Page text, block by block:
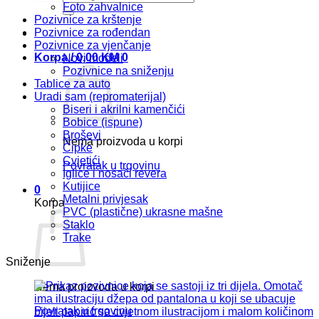
Korpa /0,00KM 0
Nema proizvoda u korpi
Povratak u trgovinu
0
Korpa
Nema proizvoda u korpi
Povratak u trgovinu
Foto zahvalnice
Pozivnice za krštenje
Pozivnice za rođendan
Pozivnice za vjenčanje
Novi modeli
Pozivnice na sniženju
Tablice za auto
Uradi sam (repromaterijal)
Biseri i akrilni kamenčići
Bobice (ispune)
Broševi
Čipke
Cvjetići
Iglice i nosači revera
Kutijice
Metalni privjesak
PVC (plastične) ukrasne mašne
Staklo
Trake
Sniženje